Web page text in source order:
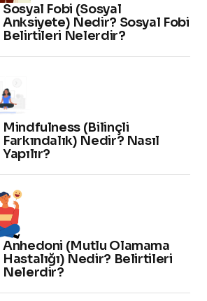
Sosyal Fobi (Sosyal
Anksiyete) Nedir? Sosyal Fobi
Belirtileri Nelerdir?
Mindfulness (Bilinçli
Farkındalık) Nedir? Nasıl
Yapılır?
Anhedoni (Mutlu Olamama
Hastalığı) Nedir? Belirtileri
Nelerdir?